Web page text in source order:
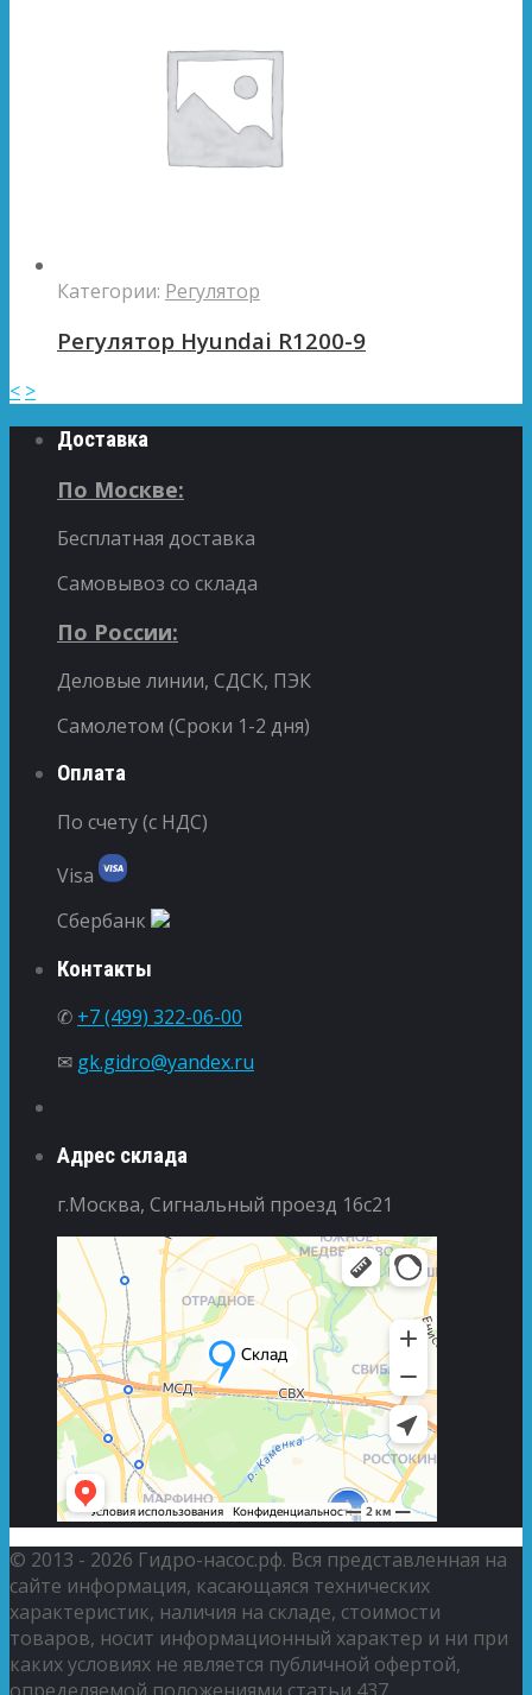
Категории: Регулятор
Регулятор Hyundai R1200-9
< >
Доставка
По Москве:
Бесплатная доставка
Самовывоз со склада
По России:
Деловые линии, СДСК, ПЭК
Самолетом (Сроки 1-2 дня)
Оплата
По счету (с НДС)
Visa
Сбербанк
Контакты
✆ +7 (499) 322-06-00
✉ gk.gidro@yandex.ru
Адрес склада
г.Москва, Сигнальный проезд 16с21
© 2013 - 2026 Гидро-насос.рф. Вся представленная на
сайте информация, касающаяся технических
характеристик, наличия на складе, стоимости
товаров, носит информационный характер и ни при
каких условиях не является публичной офертой,